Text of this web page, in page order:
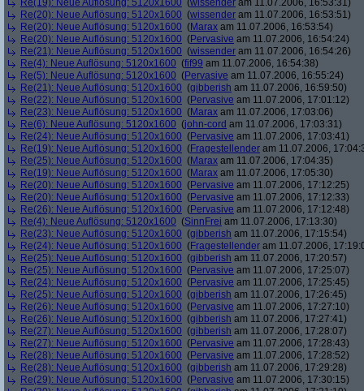
Re(19): Neue Auflösung: 5120x1600 (wissender am 11.07.2006, 16:53:31)
Re(20): Neue Auflösung: 5120x1600 (wissender am 11.07.2006, 16:53:51)
Re(20): Neue Auflösung: 5120x1600 (Marax am 11.07.2006, 16:53:54)
Re(20): Neue Auflösung: 5120x1600 (Pervasive am 11.07.2006, 16:54:24)
Re(21): Neue Auflösung: 5120x1600 (wissender am 11.07.2006, 16:54:26)
Re(4): Neue Auflösung: 5120x1600 (fif99 am 11.07.2006, 16:54:38)
Re(5): Neue Auflösung: 5120x1600 (Pervasive am 11.07.2006, 16:55:24)
Re(21): Neue Auflösung: 5120x1600 (gibberish am 11.07.2006, 16:59:50)
Re(22): Neue Auflösung: 5120x1600 (Pervasive am 11.07.2006, 17:01:12)
Re(23): Neue Auflösung: 5120x1600 (Marax am 11.07.2006, 17:03:06)
Re(6): Neue Auflösung: 5120x1600 (john-cord am 11.07.2006, 17:03:31)
Re(24): Neue Auflösung: 5120x1600 (Pervasive am 11.07.2006, 17:03:41)
Re(19): Neue Auflösung: 5120x1600 (Fragestellender am 11.07.2006,
Re(25): Neue Auflösung: 5120x1600 (Marax am 11.07.2006, 17:04:35)
Re(19): Neue Auflösung: 5120x1600 (Marax am 11.07.2006, 17:05:30)
Re(20): Neue Auflösung: 5120x1600 (Pervasive am 11.07.2006, 17:12:25)
Re(20): Neue Auflösung: 5120x1600 (Pervasive am 11.07.2006, 17:12:33)
Re(26): Neue Auflösung: 5120x1600 (Pervasive am 11.07.2006, 17:12:48)
Re(4): Neue Auflösung: 5120x1600 (SinnFrei am 11.07.2006, 17:13:30)
Re(23): Neue Auflösung: 5120x1600 (gibberish am 11.07.2006, 17:15:54)
Re(24): Neue Auflösung: 5120x1600 (Fragestellender am 11.07.2006,
Re(25): Neue Auflösung: 5120x1600 (gibberish am 11.07.2006, 17:20:57)
Re(25): Neue Auflösung: 5120x1600 (Pervasive am 11.07.2006, 17:25:07)
Re(24): Neue Auflösung: 5120x1600 (Pervasive am 11.07.2006, 17:25:45)
Re(25): Neue Auflösung: 5120x1600 (gibberish am 11.07.2006, 17:26:45)
Re(26): Neue Auflösung: 5120x1600 (Pervasive am 11.07.2006, 17:27:10)
Re(26): Neue Auflösung: 5120x1600 (gibberish am 11.07.2006, 17:27:41)
Re(27): Neue Auflösung: 5120x1600 (gibberish am 11.07.2006, 17:28:07)
Re(27): Neue Auflösung: 5120x1600 (Pervasive am 11.07.2006, 17:28:43)
Re(28): Neue Auflösung: 5120x1600 (Pervasive am 11.07.2006, 17:28:52)
Re(28): Neue Auflösung: 5120x1600 (gibberish am 11.07.2006, 17:29:28)
Re(29): Neue Auflösung: 5120x1600 (Pervasive am 11.07.2006, 17:30:15)